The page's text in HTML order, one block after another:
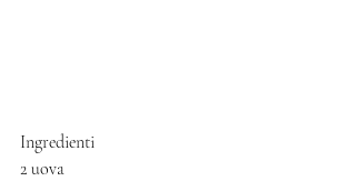
Ingredienti
2 uova